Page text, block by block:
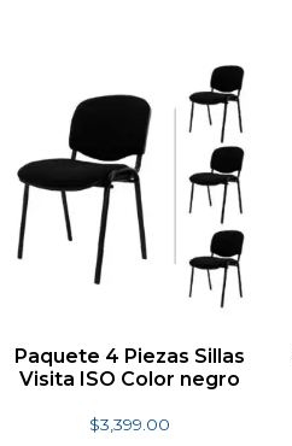
Paquete 4 Piezas Sillas
Visita ISO Color negro
$3,399.00